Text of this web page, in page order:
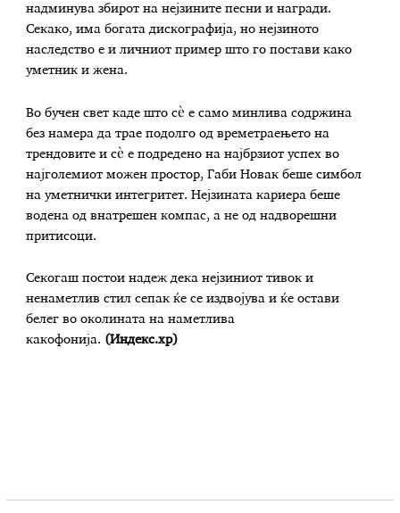
надминува збирот на нејзините песни и награди.
Секако, има богата дискографија, но нејзиното
наследство е и личниот пример што го постави како
уметник и жена.
Во бучен свет каде што сè е само минлива содржина
без намера да трае подолго од времетраењето на
трендовите и сè е подредено на најбрзиот успех во
најголемиот можен простор, Габи Новак беше симбол
на уметнички интегритет. Нејзината кариера беше
водена од внатрешен компас, а не од надворешни
притисоци.
Секогаш постои надеж дека нејзиниот тивок и
ненаметлив стил сепак ќе се издвојува и ќе остави
белег во околината на наметлива
какофонија. (Индекс.хр)